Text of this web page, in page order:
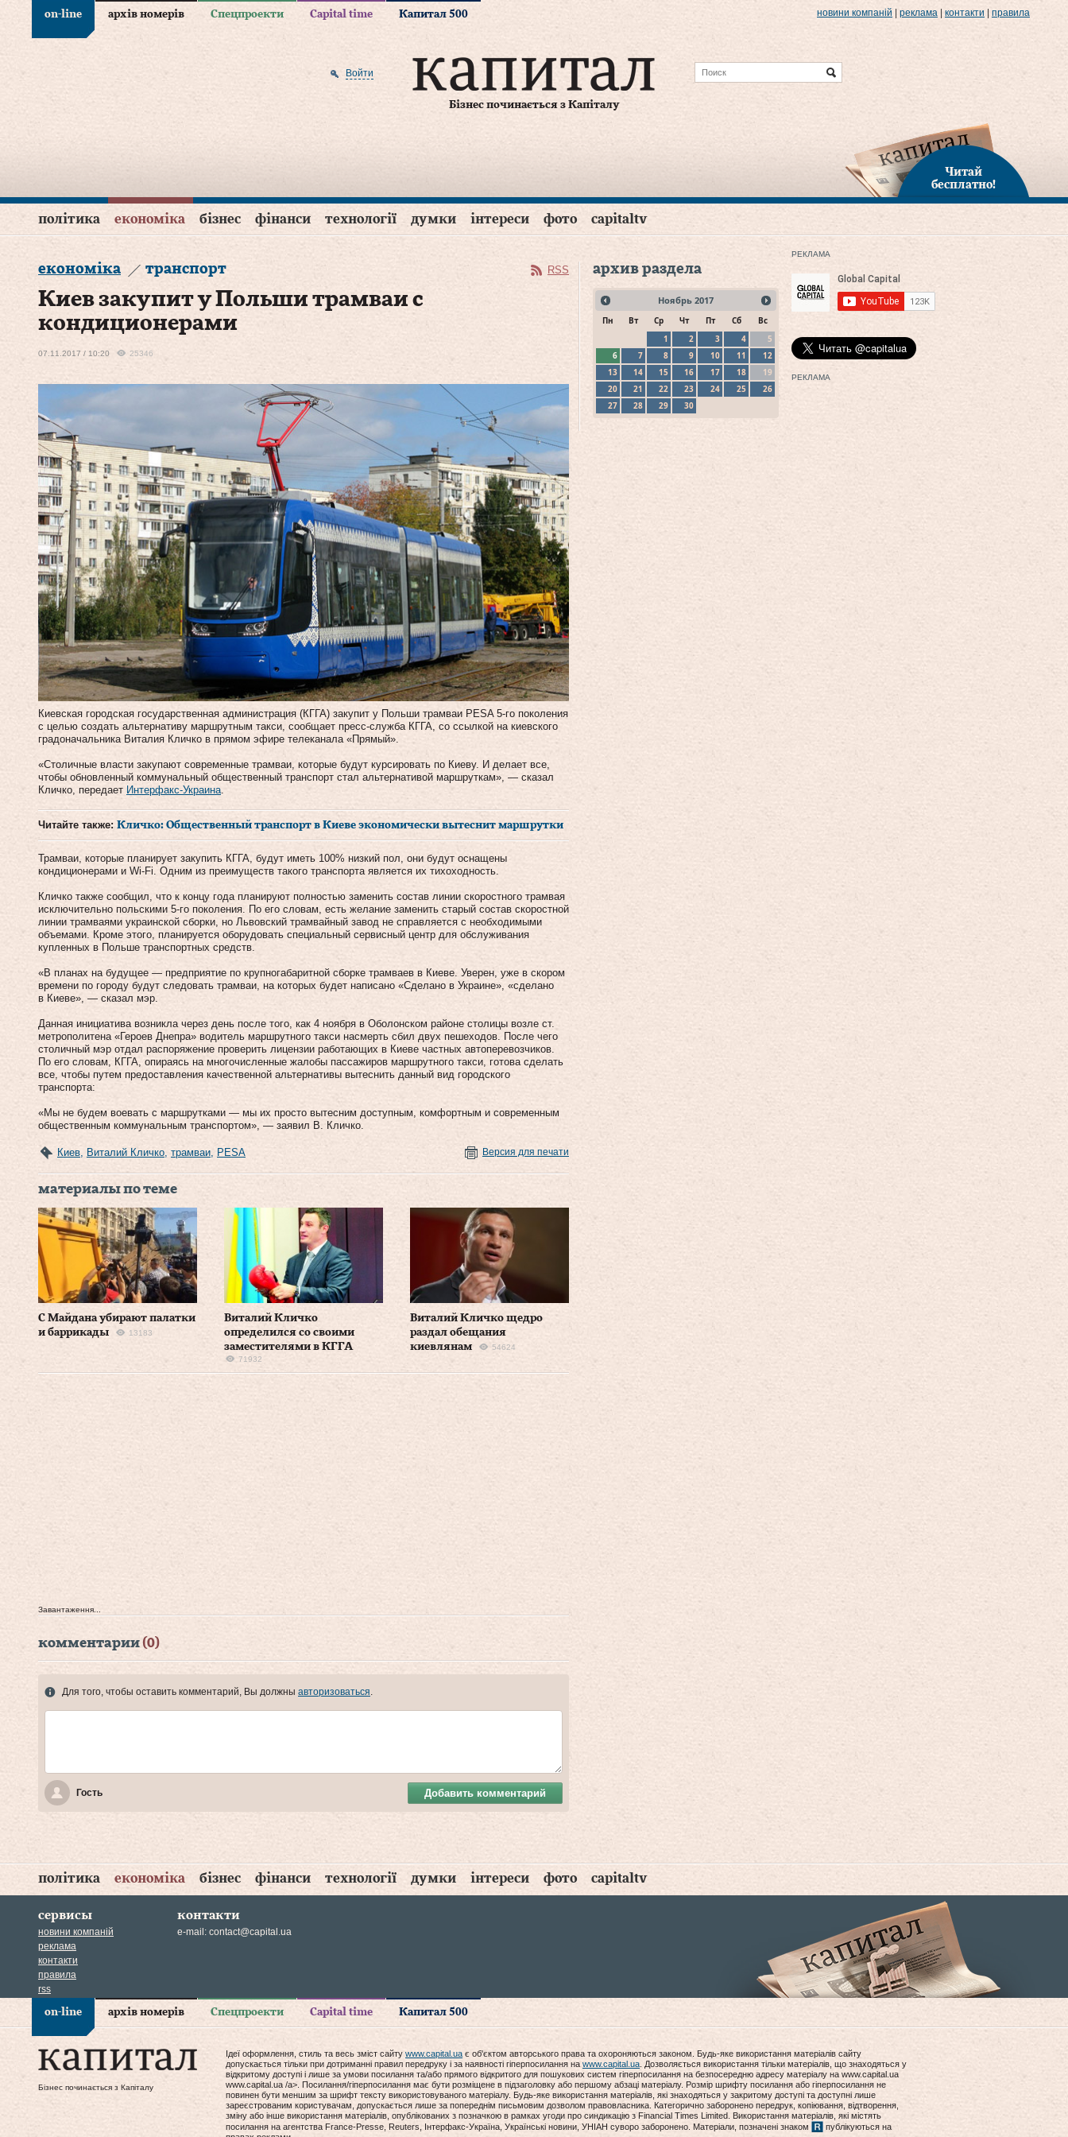
on-line архів номерів Спецпроекти Capital time Капитал 500 новини компаній реклама контакти правила
Бізнес починається з Капіталу
Войти
Читай
бесплатно!
політика економіка бізнес фінанси технології думки інтереси фото capitaltv
економіка транспорт RSS
Киев закупит у Польши трамваи с
кондиционерами
07.11.2017 / 10:20 25346
Киевская городская государственная администрация (КГГА) закупит у Польши трамваи PESA 5-го поколения
с целью создать альтернативу маршрутным такси, сообщает пресс-служба КГГА, со ссылкой на киевского
градоначальника Виталия Кличко в прямом эфире телеканала «Прямый».
«Столичные власти закупают современные трамваи, которые будут курсировать по Киеву. И делает все,
чтобы обновленный коммунальный общественный транспорт стал альтернативой маршруткам», — сказал
Кличко, передает Интерфакс-Украина
Читайте также: Кличко: Общественный транспорт в Киеве экономически вытеснит маршрутки
Трамваи, которые планирует закупить КГГА, будут иметь 100% низкий пол, они будут оснащены
кондиционерами и Wi-Fi. Одним из преимуществ такого транспорта является их тихоходность.
Кличко также сообщил, что к концу года планируют полностью заменить состав линии скоростного трамвая
исключительно польскими 5-го поколения. По его словам, есть желание заменить старый состав скоростной
линии трамваями украинской сборки, но Львовский трамвайный завод не справляется с необходимыми
объемами. Кроме этого, планируется оборудовать специальный сервисный центр для обслуживания
купленных в Польше транспортных средств.
«В планах на будущее — предприятие по крупногабаритной сборке трамваев в Киеве. Уверен, уже в скором
времени по городу будут следовать трамваи, на которых будет написано «Сделано в Украине», «сделано
в Киеве», — сказал мэр.
Данная инициатива возникла через день после того, как 4 ноября в Оболонском районе столицы возле ст.
метрополитена «Героев Днепра» водитель маршрутного такси насмерть сбил двух пешеходов. После чего
столичный мэр отдал распоряжение проверить лицензии работающих в Киеве частных автоперевозчиков.
По его словам, КГГА, опираясь на многочисленные жалобы пассажиров маршрутного такси, готова сделать
все, чтобы путем предоставления качественной альтернативы вытеснить данный вид городского
транспорта:
«Мы не будем воевать с маршрутками — мы их просто вытесним доступным, комфортным и современным
общественным коммунальным транспортом», — заявил В. Кличко.
Киев Виталий Кличко трамваи PESA Версия для печати
материалы по теме
С Майдана убирают палатки
и баррикады
13183
Виталий Кличко
определился со своими
заместителями в КГГА
71932
Виталий Кличко щедро
раздал обещания
киевлянам
54624
Завантаження...
комментарии (0)
Для того, чтобы оставить комментарий, Вы должны авторизоваться
Гость Добавить комментарий
архив раздела
Ноябрь 2017
Пн Вт Ср Чт Пт Сб
Вс
1
2 3 4
5
6
7 8 9 10 11
12
13
14 15 16 17 18
19
20
21 22 23 24 25
26
27
28 29 30
РЕКЛАМА
РЕКЛАМА
політика економіка бізнес фінанси технології думки інтереси фото capitaltv
сервисы
новини компаній
реклама
контакти
правила
rss
контакти
e-mail: contact@capital.ua
on-line архів номерів Спецпроекти Capital time Капитал 500
Бізнес починається з Капіталу
Ідеї оформлення, стиль та весь зміст сайту www.capital.ua є об'єктом авторського права та охороняються законом. Будь-яке використання матеріалів сайту
допускається тільки при дотриманні правил передруку і за наявності гіперпосилання на www.capital.ua . Дозволяється використання тільки матеріалів, що знаходяться у
відкритому доступі і лише за умови посилання та/або прямого відкритого для пошукових систем гіперпосилання на безпосередню адресу матеріалу на www.capital.ua
www.capital.ua /a>. Посилання/гіперпосилання має бути розміщене в підзаголовку або першому абзаці матеріалу. Розмір шрифту посилання або гіперпосилання не
повинен бути меншим за шрифт тексту використовуваного матеріалу. Будь-яке використання матеріалів, які знаходяться у закритому доступі та доступні лише
зареєстрованим користувачам, допускається лише за попереднім письмовим дозволом правовласника. Категорично заборонено передрук, копіювання, відтворення,
зміну або інше використання матеріалів, опублікованих з позначкою в рамках угоди про синдикацію з Financial Times Limited. Використання матеріалів, які містять
посилання на агентства France-Presse, Reuters, Інтерфакс-Україна, Українські новини, УНІАН суворо заборонено. Матеріали, позначені знаком
публікуються на